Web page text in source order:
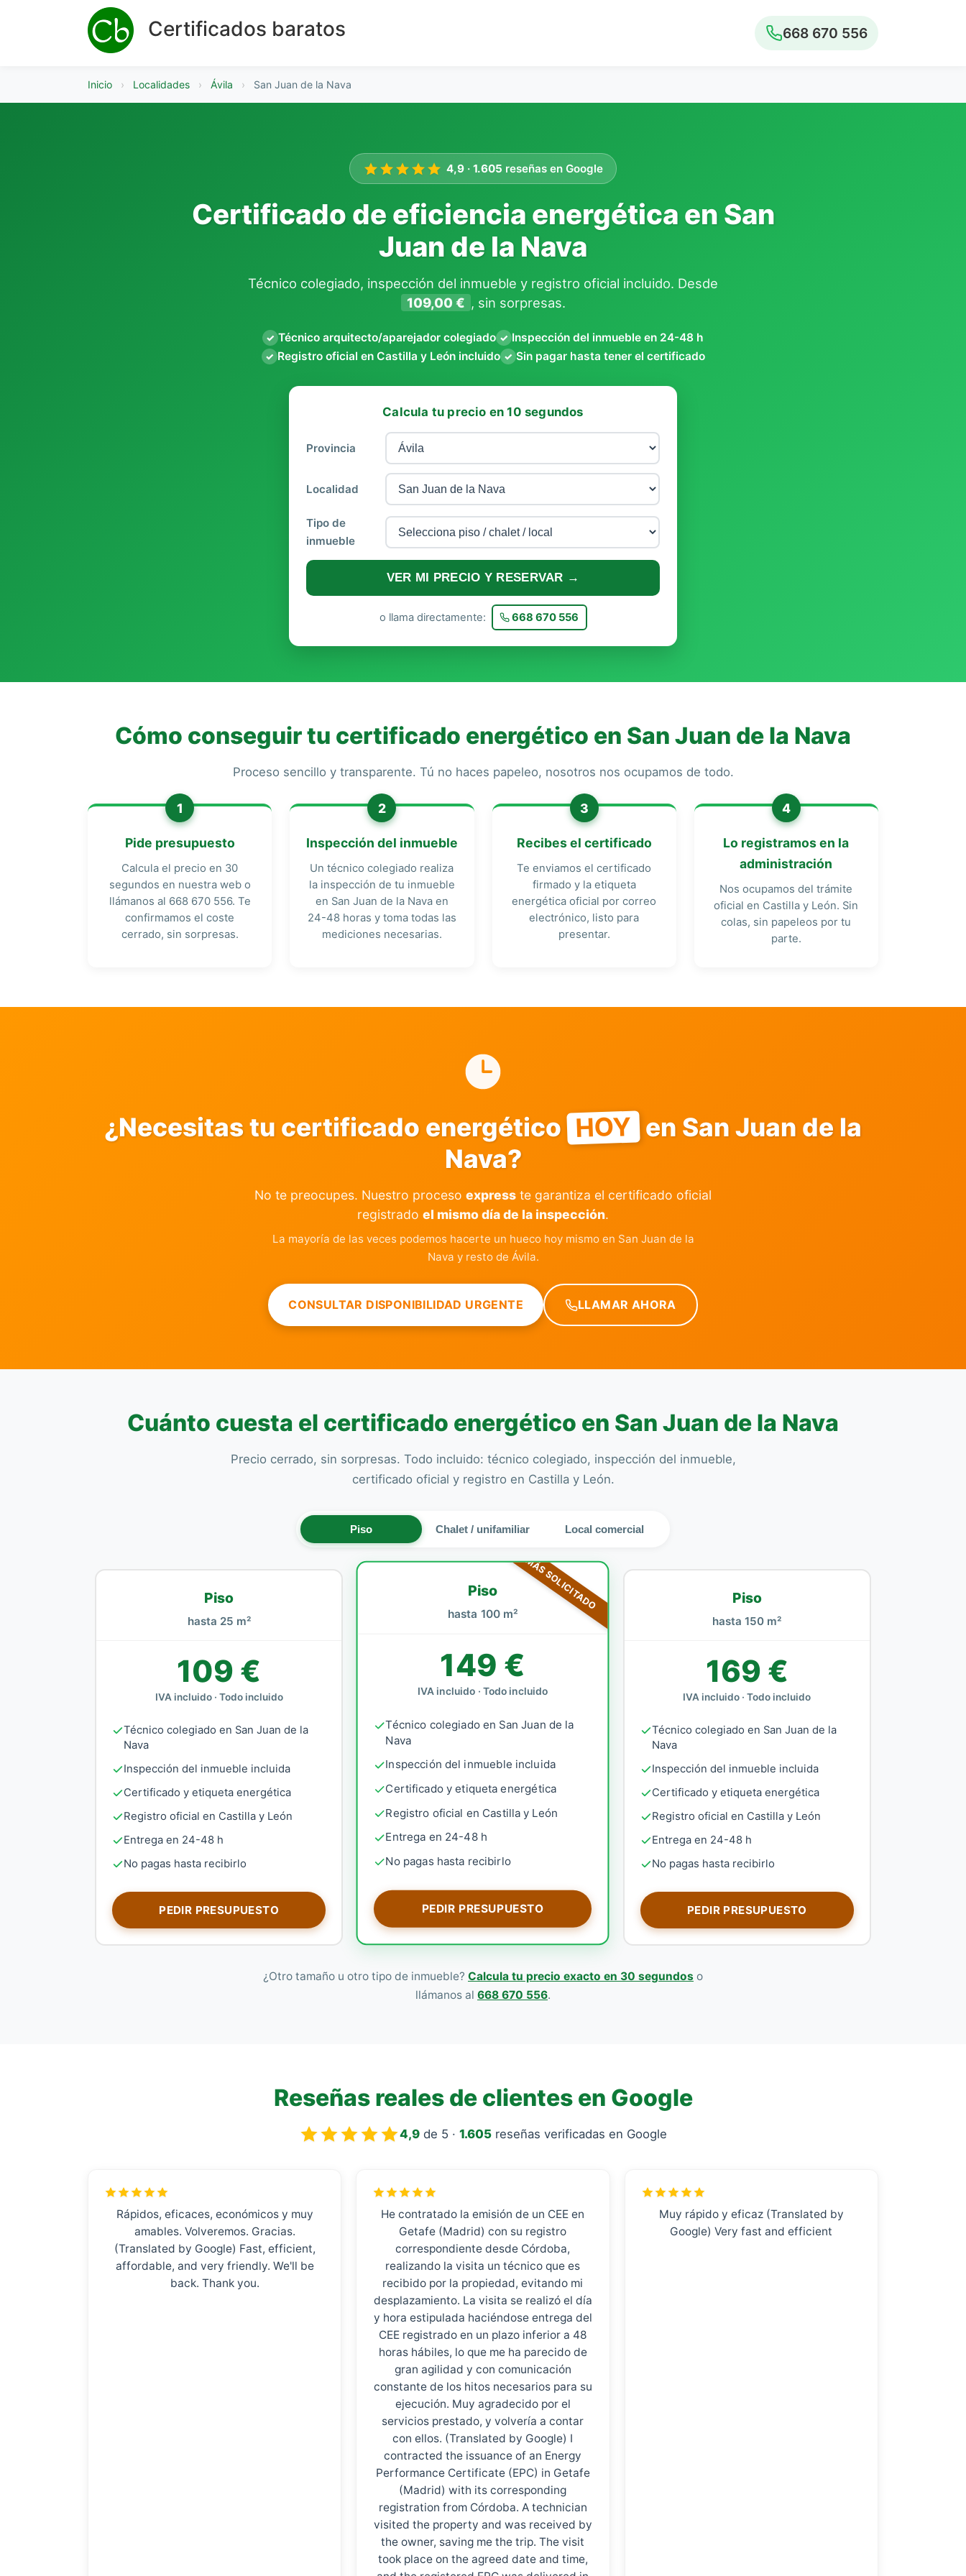
Certificados baratos 668 670 556
Inicio › Localidades › Ávila › San Juan de la Nava
4,9 · 1.605 reseñas en Google
Certificado de eficiencia energética en San
Juan de la Nava
Técnico colegiado, inspección del inmueble y registro oficial incluido. Desde
109,00 € , sin sorpresas.
✓ Técnico arquitecto/aparejador colegiado ✓ Inspección del inmueble en 24-48 h
✓ Registro oficial en Castilla y León incluido ✓ Sin pagar hasta tener el certificado
Calcula tu precio en 10 segundos
Provincia
Localidad
Tipo de
inmueble
VER MI PRECIO Y RESERVAR →
o llama directamente: 668 670 556
Cómo conseguir tu certificado energético en San Juan de la Nava
Proceso sencillo y transparente. Tú no haces papeleo, nosotros nos ocupamos de todo.
1
Pide presupuesto
Calcula el precio en 30
segundos en nuestra web o
llámanos al 668 670 556. Te
confirmamos el coste
cerrado, sin sorpresas.
2
Inspección del inmueble
Un técnico colegiado realiza
la inspección de tu inmueble
en San Juan de la Nava en
24-48 horas y toma todas las
mediciones necesarias.
3
Recibes el certificado
Te enviamos el certificado
firmado y la etiqueta
energética oficial por correo
electrónico, listo para
presentar.
4
Lo registramos en la
administración
Nos ocupamos del trámite
oficial en Castilla y León. Sin
colas, sin papeleos por tu
parte.
¿Necesitas tu certificado energético HOY en San Juan de la
Nava?
No te preocupes. Nuestro proceso express te garantiza el certificado oficial
registrado el mismo día de la inspección.
La mayoría de las veces podemos hacerte un hueco hoy mismo en San Juan de la
Nava y resto de Ávila.
CONSULTAR DISPONIBILIDAD URGENTE LLAMAR AHORA
Cuánto cuesta el certificado energético en San Juan de la Nava
Precio cerrado, sin sorpresas. Todo incluido: técnico colegiado, inspección del inmueble,
certificado oficial y registro en Castilla y León.
Piso Chalet / unifamiliar Local comercial
Piso
hasta 25 m²
109 €
IVA incluido · Todo incluido
Técnico colegiado en San Juan de la
Nava
Inspección del inmueble incluida
Certificado y etiqueta energética
Registro oficial en Castilla y León
Entrega en 24-48 h
No pagas hasta recibirlo
PEDIR PRESUPUESTO
MÁS SOLICITADO
Piso
hasta 100 m²
149 €
IVA incluido · Todo incluido
Técnico colegiado en San Juan de la
Nava
Inspección del inmueble incluida
Certificado y etiqueta energética
Registro oficial en Castilla y León
Entrega en 24-48 h
No pagas hasta recibirlo
PEDIR PRESUPUESTO
Piso
hasta 150 m²
169 €
IVA incluido · Todo incluido
Técnico colegiado en San Juan de la
Nava
Inspección del inmueble incluida
Certificado y etiqueta energética
Registro oficial en Castilla y León
Entrega en 24-48 h
No pagas hasta recibirlo
PEDIR PRESUPUESTO
¿Otro tamaño u otro tipo de inmueble? Calcula tu precio exacto en 30 segundos o
llámanos al 668 670 556.
Reseñas reales de clientes en Google
4,9 de 5 · 1.605 reseñas verificadas en Google
Rápidos, eficaces, económicos y muy
amables. Volveremos. Gracias.
(Translated by Google) Fast, efficient,
affordable, and very friendly. We'll be
back. Thank you.
He contratado la emisión de un CEE en
Getafe (Madrid) con su registro
correspondiente desde Córdoba,
realizando la visita un técnico que es
recibido por la propiedad, evitando mi
desplazamiento. La visita se realizó el día
y hora estipulada haciéndose entrega del
CEE registrado en un plazo inferior a 48
horas hábiles, lo que me ha parecido de
gran agilidad y con comunicación
constante de los hitos necesarios para su
ejecución. Muy agradecido por el
servicios prestado, y volvería a contar
con ellos. (Translated by Google) I
contracted the issuance of an Energy
Performance Certificate (EPC) in Getafe
(Madrid) with its corresponding
registration from Córdoba. A technician
visited the property and was received by
the owner, saving me the trip. The visit
took place on the agreed date and time,
Muy rápido y eficaz (Translated by
Google) Very fast and efficient